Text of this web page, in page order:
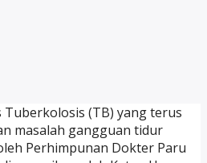
Tuberkolosis (TB) yang terus
masalah gangguan tidur
Perhimpunan Dokter Paru